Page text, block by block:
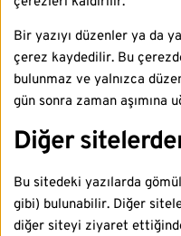
Bir yazıyı düzenler ya da
çerez kaydedilir. Bu
bulunmaz ve yalnızca
gün sonra zaman aşımına
Diğer
Bu sitedeki yazılarda
gibi) bulunabilir. Diğer
diğer siteyi ziyaret